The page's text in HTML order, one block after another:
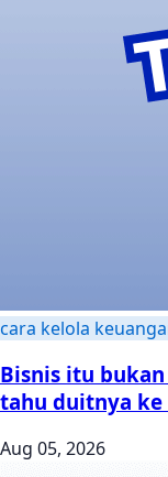
cara kelola
Bisnis itu
tahu duitnya ke
Aug 05, 2026